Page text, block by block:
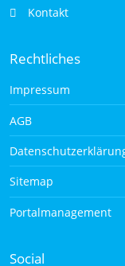
Kontakt
Rechtliches
Impressum
AGB
Sitemap
Portalmanagement
Social